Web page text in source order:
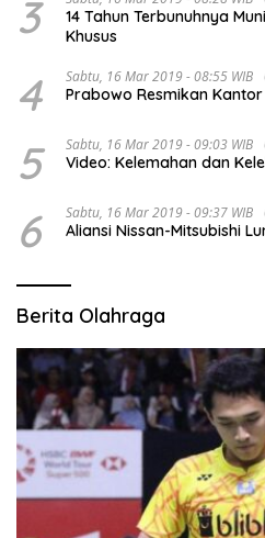
3
14 Tahun Terbunuhnya
Khusus
4 Sabtu, 16 Mar 2019 - 08:55 WIB
Prabowo Resmikan
5 Sabtu, 16 Mar 2019 - 09:03 WIB
Video: Kelemahan dan
6 Sabtu, 16 Mar 2019 - 09:37 WIB
Aliansi Nissan-Mitsubishi
Berita Olahraga